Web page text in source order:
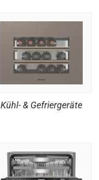
Kühl- & Gefriergeräte